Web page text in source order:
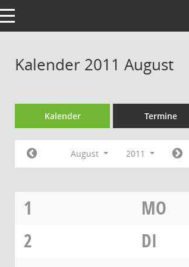
navigation
Kalender 2011 August
Kalender Termine
August 2011
1
MO
2
DI